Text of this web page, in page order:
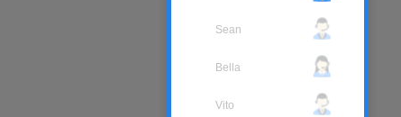
Sean
Bella
Vito